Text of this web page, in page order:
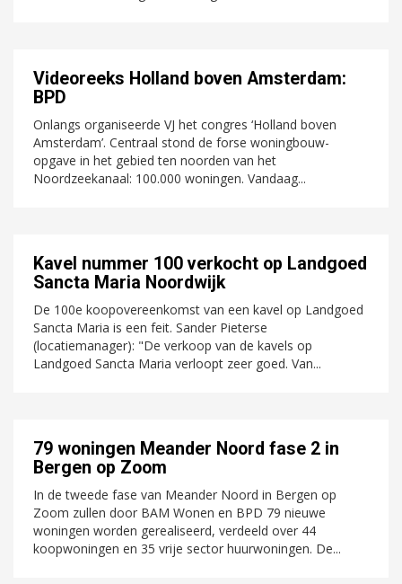
Videoreeks Holland boven Amsterdam:
BPD
Onlangs organiseerde VJ het congres ‘Holland boven
Amsterdam’. Centraal stond de forse woningbouw-
opgave in het gebied ten noorden van het
Noordzeekanaal: 100.000 woningen. Vandaag...
Kavel nummer 100 verkocht op Landgoed
Sancta Maria Noordwijk
De 100e koopovereenkomst van een kavel op Landgoed
Sancta Maria is een feit. Sander Pieterse
(locatiemanager): "De verkoop van de kavels op
Landgoed Sancta Maria verloopt zeer goed. Van...
79 woningen Meander Noord fase 2 in
Bergen op Zoom
In de tweede fase van Meander Noord in Bergen op
Zoom zullen door BAM Wonen en BPD 79 nieuwe
woningen worden gerealiseerd, verdeeld over 44
koopwoningen en 35 vrije sector huurwoningen. De...